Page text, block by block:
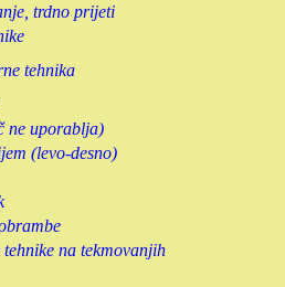
trdno prijeti
tehnika
ne uporablja)
(levo-desno)
tehnike na tekmovanjih